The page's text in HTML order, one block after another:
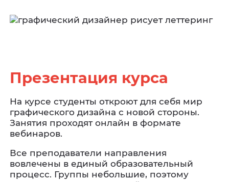
Презентация курса
На курсе студенты откроют для себя мир
графического дизайна с новой стороны.
Занятия проходят онлайн в формате
вебинаров.
Все преподаватели направления
вовлечены в единый образовательный
процесс. Группы небольшие, поэтому